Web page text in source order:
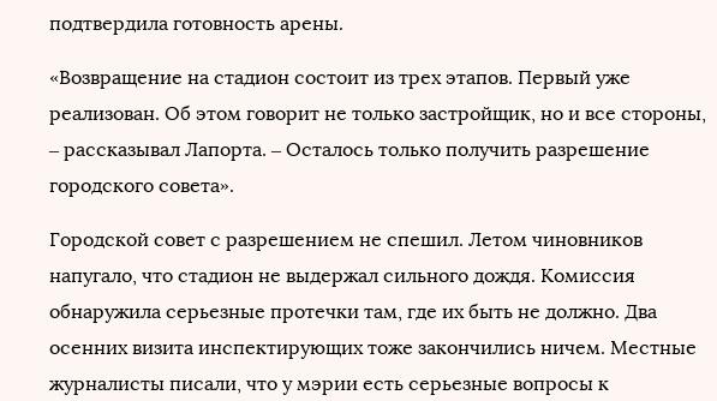
подтвердила готовность арены.
«Возвращение на стадион состоит из трех этапов. Первый уже
реализован. Об этом говорит не только застройщик, но и все стороны,
– рассказывал Лапорта. – Осталось только получить разрешение
городского совета».
Городской совет с разрешением не спешил. Летом чиновников
напугало, что стадион не выдержал сильного дождя. Комиссия
обнаружила серьезные протечки там, где их быть не должно. Два
осенних визита инспектирующих тоже закончились ничем. Местные
журналисты писали, что у мэрии есть серьезные вопросы к